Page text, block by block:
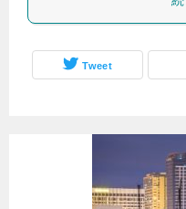
Tweet